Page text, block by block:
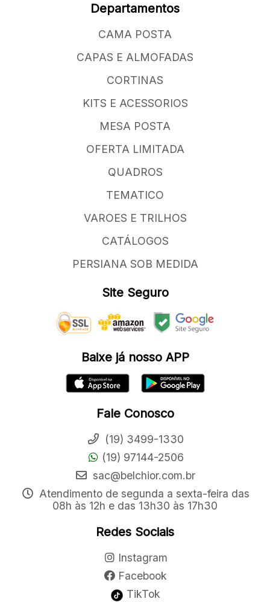
Departamentos
CAMA POSTA
CAPAS E ALMOFADAS
CORTINAS
KITS E ACESSORIOS
MESA POSTA
OFERTA LIMITADA
QUADROS
TEMATICO
VAROES E TRILHOS
CATÁLOGOS
PERSIANA SOB MEDIDA
Site Seguro
Baixe já nosso APP
Fale Conosco
(19) 3499-1330
(19) 97144-2506
sac@belchior.com.br
Atendimento de segunda a sexta-feira das
08h às 12h e das 13h30 às 17h30
Redes Sociais
Instagram
Facebook
TikTok